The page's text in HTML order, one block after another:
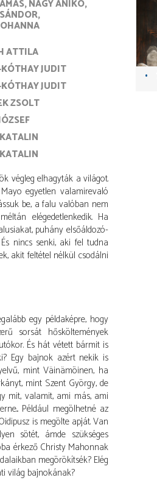
NAGY ANIKÓ
ATTILA
JUDIT
JUDIT
ZSOLT
végleg elhagyták a világot.
egyetlen valamirevaló
be, a falu valóban nem
elégedetlenkedik. Ha
puhány elsőáldozó-
nincs senki, aki fel tudna
akit feltétel nélkül csodálni
egy példaképre, hogy
sorsát hősköltemények
És hát vétett bármit is
Egy bajnok azért nekik is
mint Väinämöinen, ha
mint Szent György, de
mit, valamit, ami más, ami
Például megölhetné az
is megölte apját. Van
sötét, ámde szükséges
érkező Christy Mahonnak
megörökítsék? Elég
világ bajnokának?